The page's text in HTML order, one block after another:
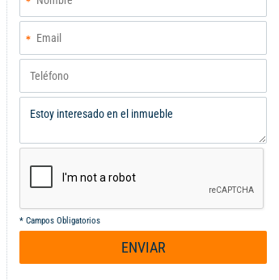
* Campos Obligatorios
ENVIAR